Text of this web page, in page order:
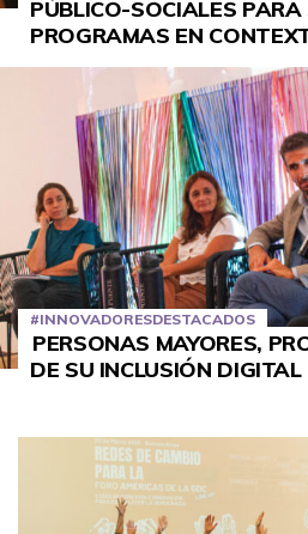
PÚBLICO-SOCIALES PARA
PROGRAMAS EN
#INNOVADORESDESTACADOS
PERSONAS MAYORES,
DE SU INCLUSIÓN DIGITAL